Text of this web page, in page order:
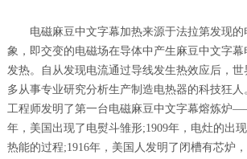
电磁麻豆中文字幕加热来源于法拉第发现的
象，即交变的电磁场在导体中产生麻豆中文字幕
发热。自从发现电流通过导线发生热效应后
多从事专业研究分析生产制造电热器的科技狂人
工程师发明了第一台电磁麻豆中文字幕熔炼炉
年，美国出现了电熨斗雏形;1909年，电灶的
热能的过程;1916年，美国人发明了闭槽有芯炉